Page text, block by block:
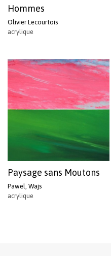
Hommes
Olivier Lecourtois
acrylique
Paysage sans Moutons
Pawel, Wajs
acrylique